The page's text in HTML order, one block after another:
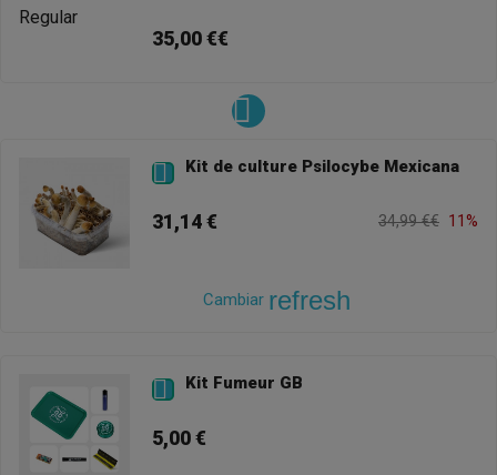
35,00 €€
 Kit de culture Psilocybe Mexicana
31,14 € 34,99 €€ 11%
Cambiar refresh
 Kit Fumeur GB
5,00 €